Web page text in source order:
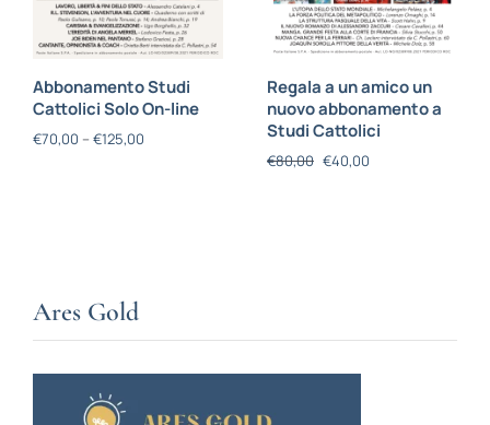
Abbonamento Studi
Cattolici Solo On-line
€70,00 – €125,00
Regala a un amico un
nuovo abbonamento a
Studi Cattolici
€80,00 €40,00
Ares Gold